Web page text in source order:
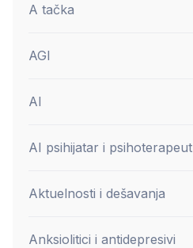
A tačka
AGI
AI
AI psihijatar i psihoterapeut
Aktuelnosti i dešavanja
Anksiolitici i antidepresivi